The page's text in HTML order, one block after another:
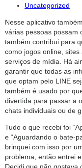
published:
Post
Uncategorized
Nesse aplicativo
várias pessoas possam
também contribui para
como jogos online,
serviços de mídia. Há
garantir que todas as
que optam pelo LINE
também é usado por
divertida para passar a
chats individuais ou de
Tudo o que recebi foi
e “Aguardando o bate-
brinquei com isso por
problema, então entrei